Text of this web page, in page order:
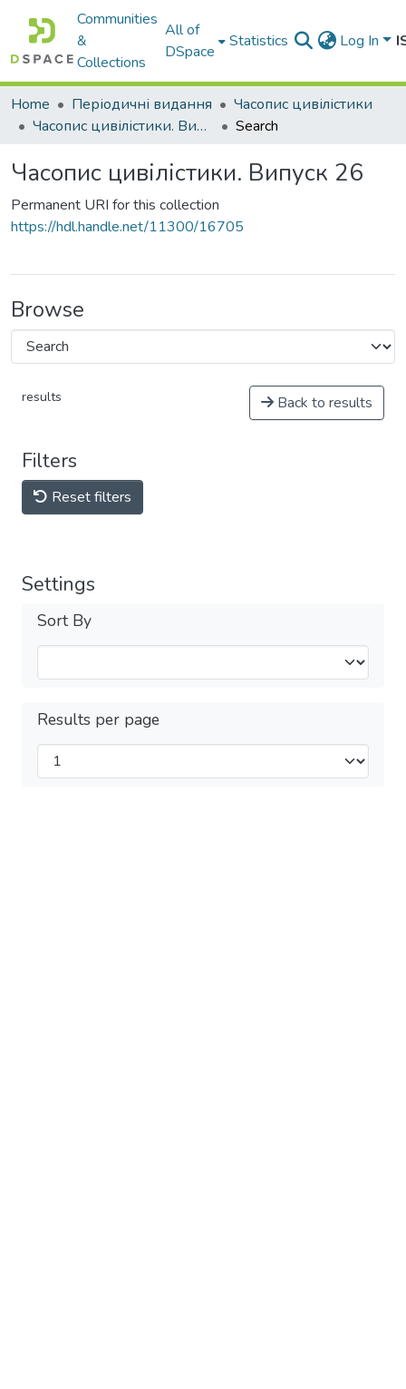
Communities
&
Collections
All of
DSpace
Statistics Log In
Home Періодичні видання
Часопис цивілістики
Часопис цивілістики. Випуск 26
Search
Часопис цивілістики. Випуск 26
Permanent URI for this collection
https://hdl.handle.net/11300/16705
Browse
results Back to results
Filters
Reset filters
Settings
Sort By
Results per page